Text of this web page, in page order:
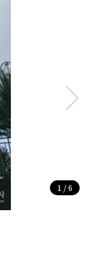
1 / 6